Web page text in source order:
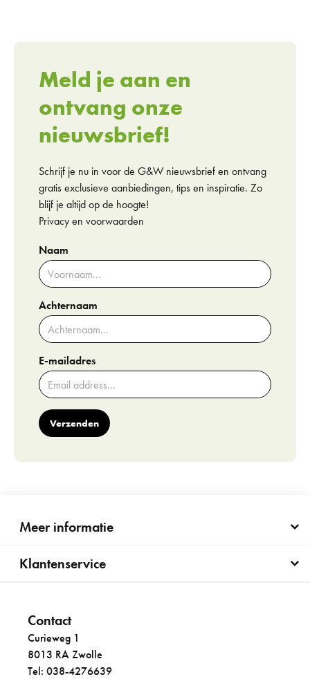
Meld je aan en
ontvang onze
nieuwsbrief!
Schrijf je nu in voor de G&W nieuwsbrief en ontvang
gratis exclusieve aanbiedingen, tips en inspiratie. Zo
blijf je altijd op de hoogte!
Privacy en voorwaarden
Naam
Achternaam
E-mailadres
Verzenden
Meer informatie
Klantenservice
Contact
Curieweg 1
8013 RA Zwolle
Tel: 038-4276639